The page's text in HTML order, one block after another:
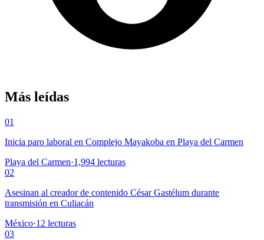
Más leídas
01
Inicia paro laboral en Complejo Mayakoba en Playa del Carmen
Playa del Carmen·1,994 lecturas
02
Asesinan al creador de contenido César Gastélum durante
transmisión en Culiacán
México·12 lecturas
03